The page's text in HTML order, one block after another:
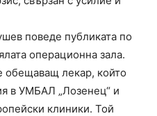
поведе публиката по
операционна зала.
обещаващ лекар, който
в УМБАЛ „Лозенец“ и
клиники. Той